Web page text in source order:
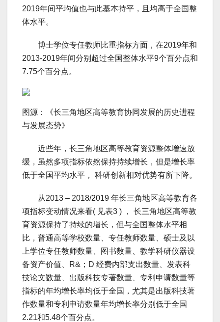
2019年间平均值也与此基本持平，且均高于全国整
体水平。
博士学位专任教师比重指标方面，在2019年和
2013-2019年间分别超过全国整体水平9个百分点和
7.75个百分点。
图源：《长三角地区高等教育协同发展的历史进程
与发展态势》
近些年，长三角地区高等教育资源整体增速放
缓，虽然多项指标依然保持持续增长，但是增长率
低于全国平均水平， 科研创新相对优势有所下降。
从2013 – 2018/2019 年长三角地区高等教育各
项指标变动情况来看( 见表3 ) ， 长三角地区高等教
育资源保持了持续的增长，但与全国整体水平相
比，普通高等学校数量、专任教师数量、硕士及以
上学位专任教师数量、图书数量、教学科研仪器设
备资产价值、R&；D 经费内部支出数量、发表科
技论文数量、出版科技专著数量、专利申请数量等
指标的年均增长率均低于全国，尤其是出版科技著
作数量和专利申请数量年均增长率分别低于全国
2.21和5.48个百分点。